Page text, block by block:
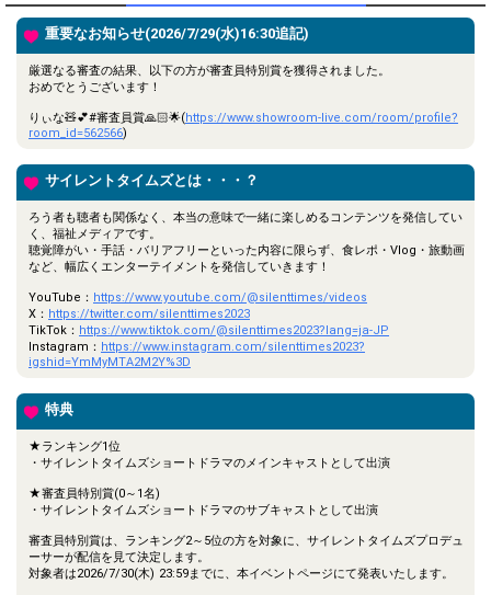
To send performers paid items,
you must use Show Gold.
Close
重要なお知らせ(2026/7/29(水)16:30追記)
厳選なる審査の結果、以下の方が審査員特別賞を獲得されました。
おめでとうございます！
りぃな🧸💕#審査員賞🙏🏻🌟(https://www.showroom-live.com/room/profile?
room_id=562566)
サイレントタイムズとは・・・？
ろう者も聴者も関係なく、本当の意味で一緒に楽しめるコンテンツを発信してい
く、福祉メディアです。
聴覚障がい・手話・バリアフリーといった内容に限らず、食レポ・Vlog・旅動画
など、幅広くエンターテイメントを発信していきます！
YouTube： https://www.youtube.com/@silenttimes/videos
X： https://twitter.com/silenttimes2023
TikTok： https://www.tiktok.com/@silenttimes2023?lang=ja-JP
Instagram： https://www.instagram.com/silenttimes2023?
igshid=YmMyMTA2M2Y%3D
特典
★ランキング1位
・サイレントタイムズショートドラマのメインキャストとして出演
★審査員特別賞(0～1名)
・サイレントタイムズショートドラマのサブキャストとして出演
審査員特別賞は、ランキング2～5位の方を対象に、サイレントタイムズプロデュ
ーサーが配信を見て決定します。
対象者は2026/7/30(木) 23:59までに、本イベントページにて発表いたします。